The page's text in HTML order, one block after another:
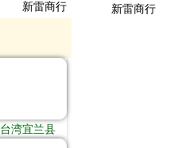
新雷商行 新雷商行
台湾宜兰县